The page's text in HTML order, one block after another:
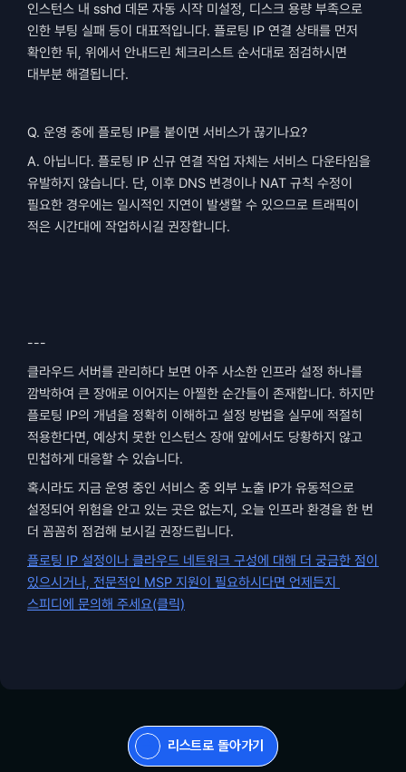
인스턴스 내 sshd 데몬 자동 시작 미설정, 디스크 용량 부족으로
인한 부팅 실패 등이 대표적입니다. 플로팅 IP 연결 상태를 먼저
확인한 뒤, 위에서 안내드린 체크리스트 순서대로 점검하시면
대부분 해결됩니다.
Q. 운영 중에 플로팅 IP를 붙이면 서비스가 끊기나요?
A. 아닙니다. 플로팅 IP 신규 연결 작업 자체는 서비스 다운타임을
유발하지 않습니다. 단, 이후 DNS 변경이나 NAT 규칙 수정이
필요한 경우에는 일시적인 지연이 발생할 수 있으므로 트래픽이
적은 시간대에 작업하시길 권장합니다.
---
클라우드 서버를 관리하다 보면 아주 사소한 인프라 설정 하나를
깜박하여 큰 장애로 이어지는 아찔한 순간들이 존재합니다. 하지만
플로팅 IP의 개념을 정확히 이해하고 설정 방법을 실무에 적절히
적용한다면, 예상치 못한 인스턴스 장애 앞에서도 당황하지 않고
민첩하게 대응할 수 있습니다.
혹시라도 지금 운영 중인 서비스 중 외부 노출 IP가 유동적으로
설정되어 위험을 안고 있는 곳은 없는지, 오늘 인프라 환경을 한 번
더 꼼꼼히 점검해 보시길 권장드립니다.
플로팅 IP 설정이나 클라우드 네트워크 구성에 대해 더 궁금한 점이
있으시거나, 전문적인 MSP 지원이 필요하시다면 언제든지
스피디에 문의해 주세요(클릭)
리스트로 돌아가기